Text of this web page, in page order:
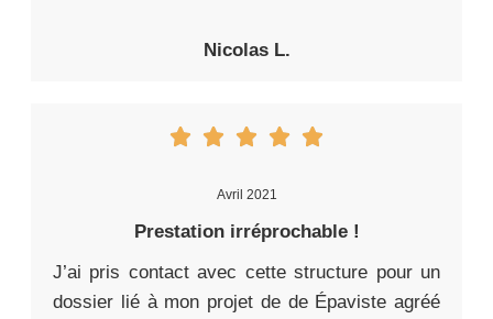
Nicolas L.
Avril 2021
Prestation irréprochable !
J’ai pris contact avec cette structure pour un
dossier lié à mon projet de de Épaviste agréé